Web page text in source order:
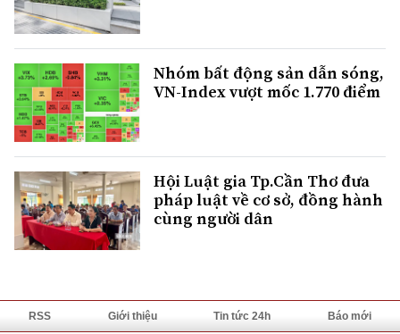
Nhóm bất động sản dẫn sóng,
VN-Index vượt mốc 1.770 điểm
Hội Luật gia Tp.Cần Thơ đưa
pháp luật về cơ sở, đồng hành
cùng người dân
RSS Giới thiệu Tin tức 24h Báo mới